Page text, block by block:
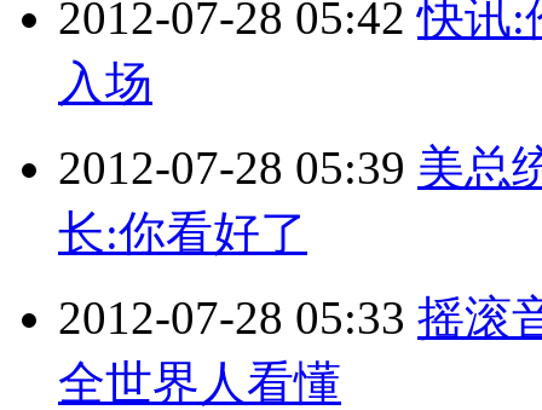
2012-07-28 05:42 快讯:
入场
2012-07-28 05:39 美总
长:你看好了
2012-07-28 05:33 摇滚
全世界人看懂